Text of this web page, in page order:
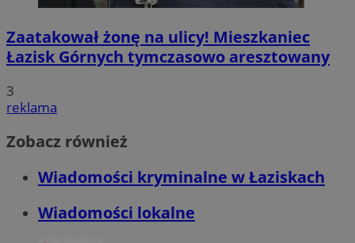
Zaatakował żonę na ulicy! Mieszkaniec
Łazisk Górnych tymczasowo aresztowany
3
reklama
Zobacz również
Wiadomości kryminalne w Łaziskach
Wiadomości lokalne